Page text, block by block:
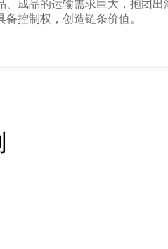
成品的运输需求巨大，抱团出
控制权，创造链条价值。